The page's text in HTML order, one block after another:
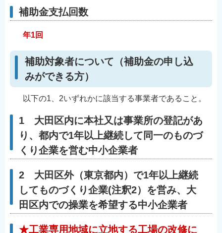
補助金支払回数
年1回
補助対象者について（補助金の申し込
みができる方）
以下の1、2いずれかに該当する事業者であること。
1 大田区内に本社又は事業所の登記があ
り、都内で1年以上継続して同一のものづ
くり企業を営む中小企業者
2 大田区外（東京都内）で1年以上継続
してものづくり企業(注釈2）を営み、大
田区内での操業を希望する中小企業者
★工業専用地域に立地する工場の改修に